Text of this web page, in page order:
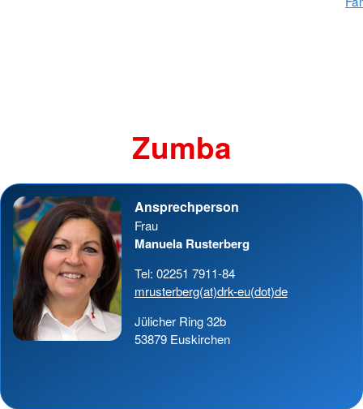
Zumba
Ansprechperson
Frau
Manuela Rusterberg
Tel: 02251 7911-84
mrusterberg(at)drk-eu(dot)de
Jülicher Ring 32b
53879 Euskirchen